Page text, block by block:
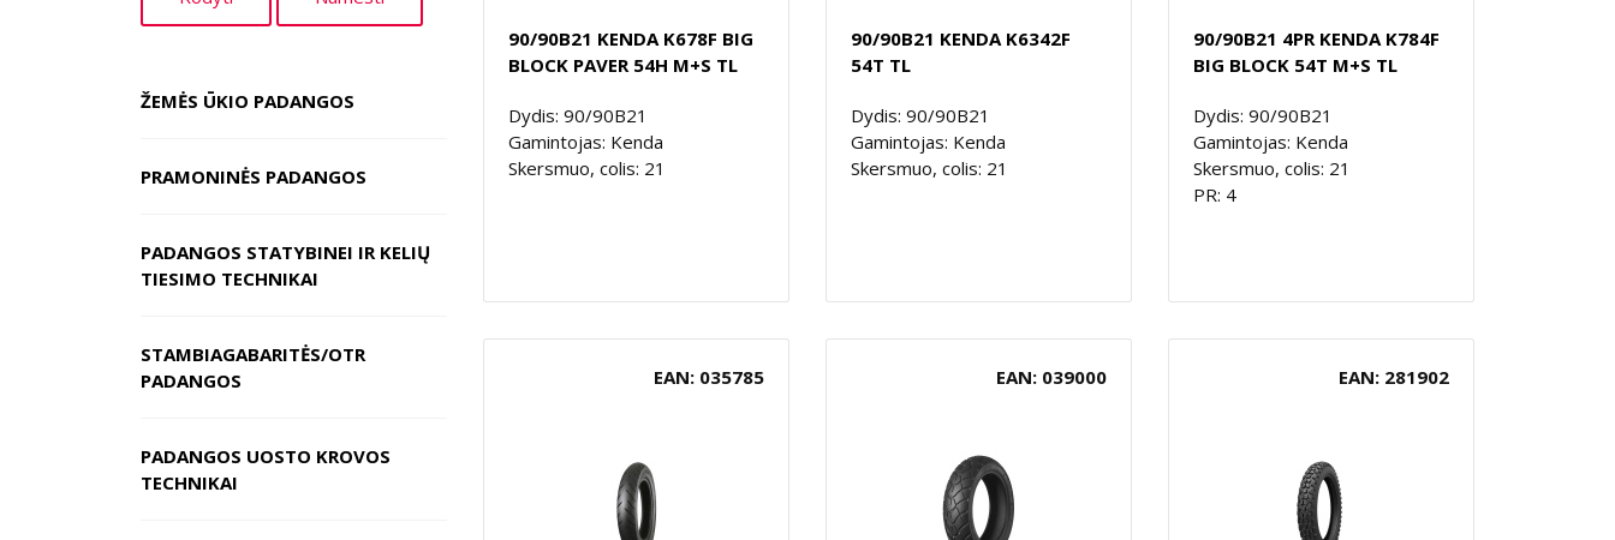
ŽEMĖS ŪKIO PADANGOS
PRAMONINĖS PADANGOS
PADANGOS STATYBINEI IR KELIŲ
TIESIMO TECHNIKAI
STAMBIAGABARITĖS/OTR
PADANGOS
PADANGOS UOSTO KROVOS
TECHNIKAI
90/90B21 KENDA K678F BIG
BLOCK PAVER 54H M+S TL
Dydis: 90/90B21
Gamintojas: Kenda
Skersmuo, colis: 21
90/90B21 KENDA K6342F
54T TL
Dydis: 90/90B21
Gamintojas: Kenda
Skersmuo, colis: 21
90/90B21 4PR KENDA K784F
BIG BLOCK 54T M+S TL
Dydis: 90/90B21
Gamintojas: Kenda
Skersmuo, colis: 21
PR: 4
EAN: 035785 EAN: 039000 EAN: 281902